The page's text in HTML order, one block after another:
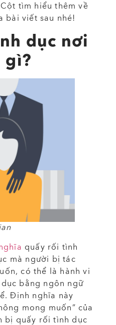
tìm hiểu thêm về
bài viết sau nhé!
dục nơi
gì?
quấy rối tình
mà người bị tác
có thể là hành vi
bằng ngôn ngữ
Định nghĩa này
mong muốn” của
bị quấy rối tình dục